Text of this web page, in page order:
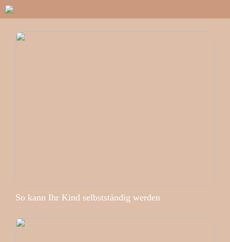
So kann Ihr Kind selbstständig werden